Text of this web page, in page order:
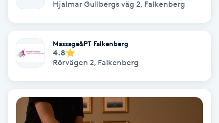
Ny frisyr
Olaplex
Ombre
Hjalmar Gullbergs väg 2, Falkenberg
Massage&PT Falkenberg
4.8
Rörvägen 2, Falkenberg